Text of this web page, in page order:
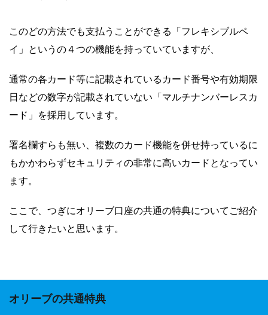
このどの方法でも支払うことができる「フレキシブルペ
イ」というの４つの機能を持っていていますが、
通常の各カード等に記載されているカード番号や有効期限
日などの数字が記載されていない「マルチナンバーレスカ
ード」を採用しています。
署名欄すらも無い、複数のカード機能を併せ持っているに
もかかわらずセキュリティの非常に高いカードとなってい
ます。
ここで、つぎにオリーブ口座の共通の特典についてご紹介
して行きたいと思います。
オリーブの共通特典